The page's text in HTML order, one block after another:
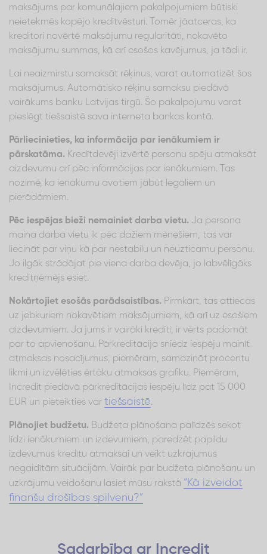
maksājums par komunālajiem pakalpojumiem būtiski
neietekmēs kopējo kredītvēsturi. Tomēr jāatceras, ka
kreditori novērtē maksājumu regularitāti, nokavēto
maksājumu summas, kā arī esošos kavējumus, ja tādi ir.
Lai neaizmirstu samaksāt rēķinus, varat automatizēt šos
maksājumus. Automātisko rēķinu samaksu piedāvā
vairākums banku Latvijas tirgū. Šo pakalpojumu varat
pieslēgt tiešsaistē sava interneta bankas kontā.
Pārliecinieties, ka informācija par ienākumiem ir
pārskatāma. Kredītdevēji izvērtē personu spēju atmaksāt
aizdevumu arī pēc informācijas par ienākumiem. Tas
nozīmē, ka ienākumu avotiem jābūt legāliem un
pierādāmiem.
Pēc iespējas bieži nemainiet darba vietu. Ja persona
maina darba vietu ik pēc dažiem mēnešiem, tas var
liecināt par viņu kā par nestabilu un neuzticamu personu.
Jo ilgāk strādājat pie viena darba devēja, jo labvēlīgāks
kredītņēmējs esiet.
Nokārtojiet esošās parādsaistības. Pirmkārt, tas attiecas
uz jebkuriem nokavētiem maksājumiem, kā arī uz esošiem
aizdevumiem. Ja jums ir vairāki kredīti, ir vērts padomāt
par to apvienošanu. Pārkreditācija sniedz iespēju mainīt
atmaksas nosacījumus, piemēram, samazināt procentu
likmi un izvēlēties ērtāku atmaksas grafiku. Piemēram,
Incredit piedāvā pārkreditācijas iespēju līdz pat 15 000
EUR un pieteikties var tiešsaistē.
Plānojiet budžetu. Budžeta plānošana palīdzēs sekot
līdzi ienākumiem un izdevumiem, paredzēt papildu
izdevumus kredītu atmaksai un veikt uzkrājumus
negaidītām situācijām. Vairāk par budžeta plānošanu un
uzkrājumu veidošanu lasiet mūsu rakstā “Kā izveidot
finanšu drošības spilvenu?”
Sadarbība ar Incredit